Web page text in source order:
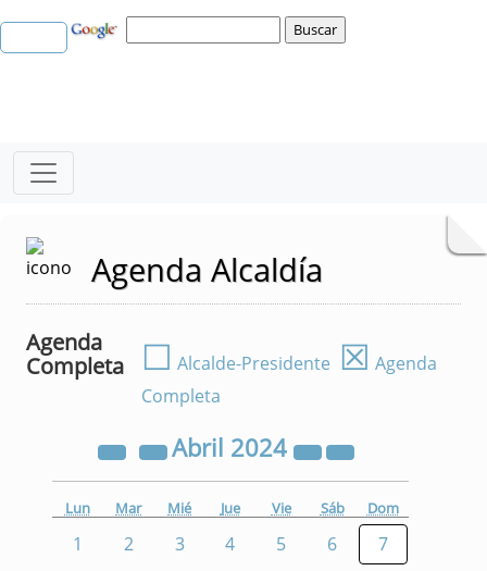
Agenda Alcaldía
Agenda
Completa
☐ Alcalde-Presidente ☒ Agenda
Completa
Abril 2024
Lun Mar Mié Jue Vie Sáb Dom
1 2 3 4 5 6
7